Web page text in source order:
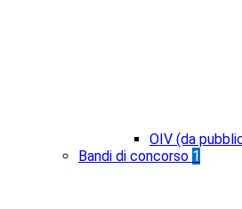
OIV (da
Bandi di concorso 1